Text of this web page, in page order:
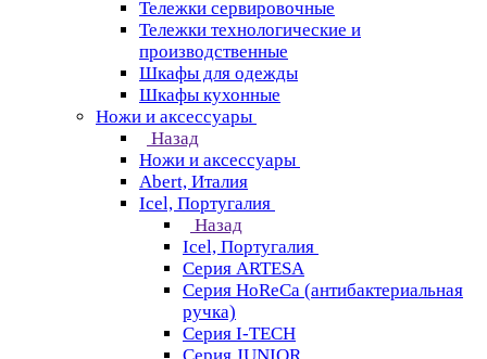
Тележки сервировочные
Тележки технологические и
производственные
Шкафы для одежды
Шкафы кухонные
Ножи и аксессуары
Назад
Ножи и аксессуары
Abert, Италия
Icel, Португалия
Назад
Icel, Португалия
Серия ARTESA
Серия HoReCa (антибактериальная
ручка)
Серия I-TECH